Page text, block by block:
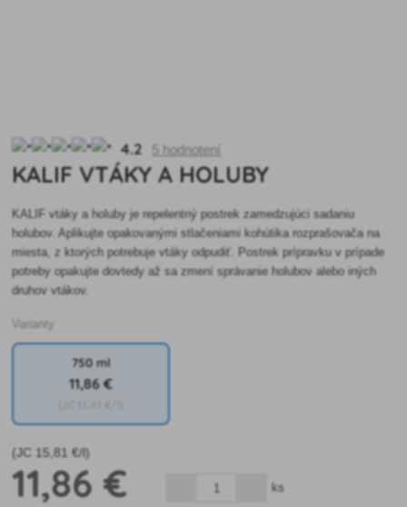
4.2 5 hodnotení
KALIF VTÁKY A HOLUBY
KALIF vtáky a holuby je repelentný postrek zamedzujúci sadaniu
holubov. Aplikujte opakovanými stlačeniami kohútika rozprašovača na
miesta, z ktorých potrebuje vtáky odpudiť. Postrek prípravku v prípade
potreby opakujte dovtedy až sa zmení správanie holubov alebo iných
druhov vtákov.
Varianty
750 ml
11,86 €
,81 €/l)
(JC 15,81 €/l)
11,86 € ks